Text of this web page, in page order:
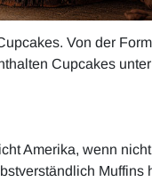
Von der
Cupcakes
Amerika, wenn
Muffins